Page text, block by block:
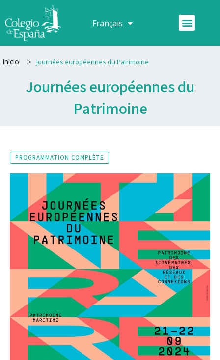
au
contenu
Français
Español Menu
Inicio > Journées européennes du Patrimoine
Journées européennes du
Patrimoine
PROGRAMMATION COMPLÈTE